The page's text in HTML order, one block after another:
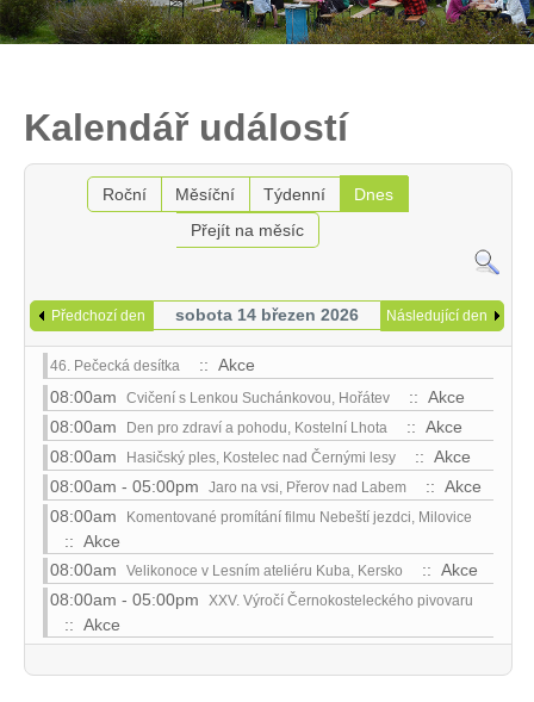
Kalendář událostí
Roční Měsíční Týdenní
Dnes
Přejít na měsíc
Předchozí den sobota 14 březen 2026 Následující den
46. Pečecká desítka
:: Akce
08:00am Cvičení s Lenkou Suchánkovou, Hořátev
:: Akce
08:00am
Den pro zdraví a pohodu, Kostelní Lhota
:: Akce
08:00am
Hasičský ples, Kostelec nad Černými lesy
:: Akce
08:00am - 05:00pm Jaro na vsi, Přerov nad Labem
:: Akce
08:00am
Komentované promítání filmu Nebeští jezdci, Milovice
:: Akce
08:00am Velikonoce v Lesním ateliéru Kuba, Kersko
:: Akce
08:00am - 05:00pm
XXV. Výročí Černokosteleckého pivovaru
:: Akce